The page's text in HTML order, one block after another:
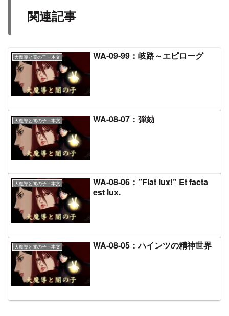
関連記事
大魔導と闇の子・本文 WA-09-99：岐路～エピローグ
大魔導と闇の子・本文 WA-08-07：弾劾
大魔導と闇の子・本文
WA-08-06：”Fiat lux!” Et facta
est lux.
大魔導と闇の子・本文 WA-08-05：ハインツの精神世界